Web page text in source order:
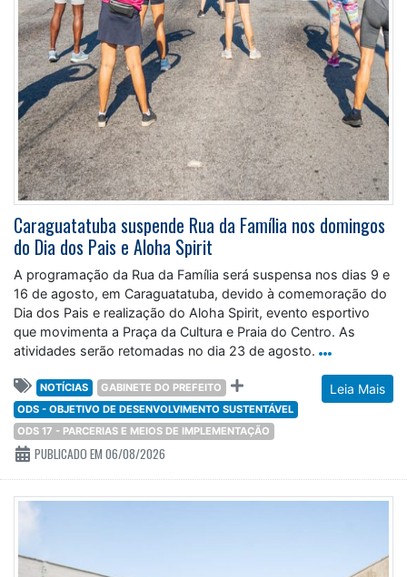
Caraguatatuba suspende Rua da Família nos domingos
do Dia dos Pais e Aloha Spirit
A programação da Rua da Família será suspensa nos dias 9 e
16 de agosto, em Caraguatatuba, devido à comemoração do
Dia dos Pais e realização do Aloha Spirit, evento esportivo
que movimenta a Praça da Cultura e Praia do Centro. As
atividades serão retomadas no dia 23 de agosto.
Leia Mais
NOTÍCIAS
GABINETE DO PREFEITO
ODS - OBJETIVO DE DESENVOLVIMENTO SUSTENTÁVEL
ODS 17 - PARCERIAS E MEIOS DE IMPLEMENTAÇÃO
PUBLICADO EM 06/08/2026